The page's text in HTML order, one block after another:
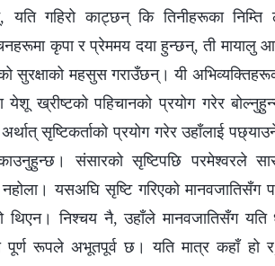
यति गहिरो काट्छन् कि तिनीहरूका
कृपा र प्रेममय दया हुन्छन्, ती मायालु
सुरक्षाको महसुस गराउँछन्। यी
येशू ख्रीष्टको पहिचानको प्रयोग गरेर
सृष्टिकर्ताको प्रयोग गरेर उहाँलाई
संसारको सृष्टिपछि परमेश्‍वरले
नहोला। यसअघि सृष्टि गरिएको मानवजातिसँग
थिएन। निश्‍चय नै, उहाँले मानवजातिसँग
पूर्ण रूपले अभूतपूर्व छ। यति मात्र कहाँ हो